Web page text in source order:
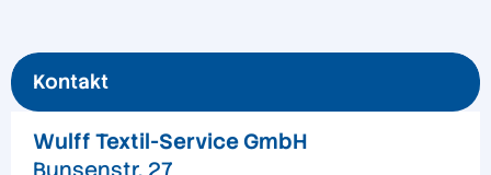
Kontakt
Wulff Textil-Service GmbH